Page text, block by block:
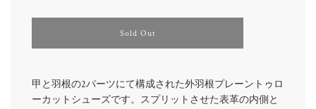
l
i
g
Sold Out
甲と羽根の2パーツにて構成された外羽根プレーントゥロ
ーカットシューズです。スプリットさせた表革の内側と